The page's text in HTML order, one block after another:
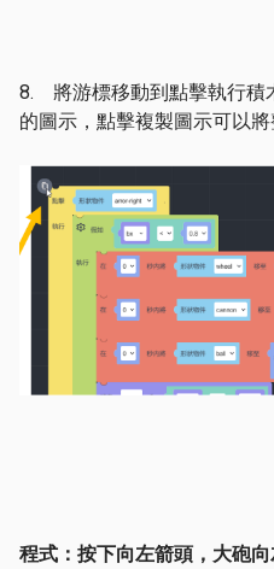
8. 將游標移動到點擊執行積
的圖示，點擊複製圖示可以
程式：按下向左箭頭，大砲